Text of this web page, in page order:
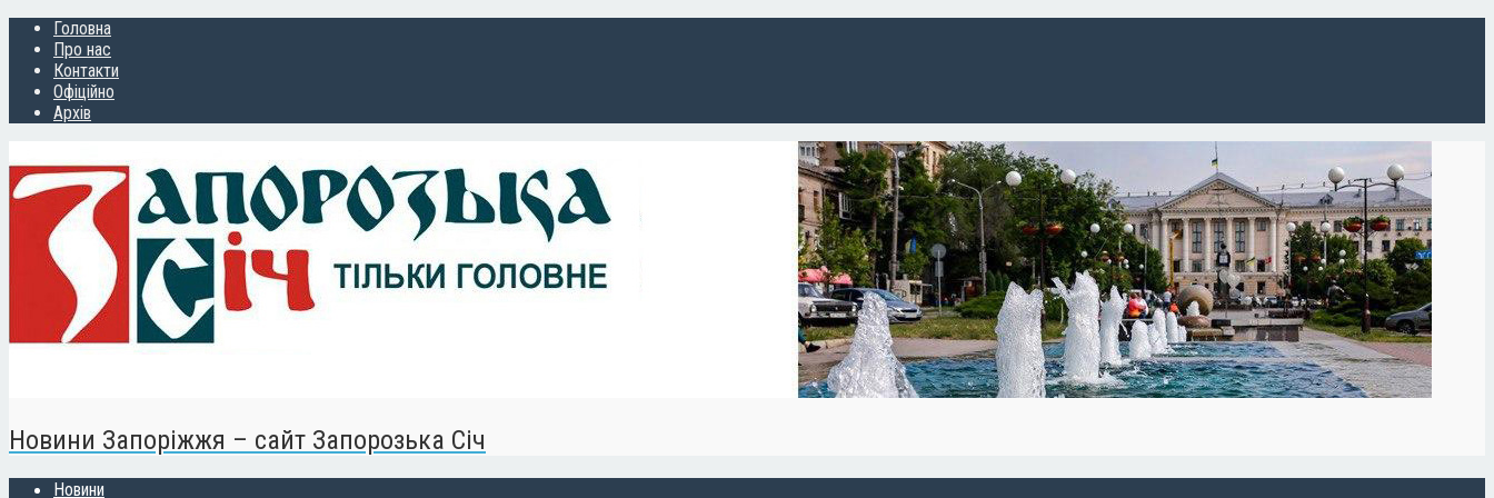
Головна
Про нас
Контакти
Офіційно
Архів
Новини Запоріжжя – сайт Запорозька Січ
Новини